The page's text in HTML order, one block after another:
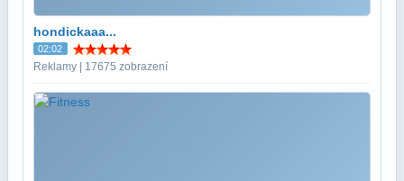
hondickaaa...
02:02
Reklamy | 17675 zobrazení